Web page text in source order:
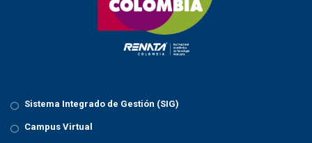
Sistema Integrado de Gestión (SIG)
Campus Virtual